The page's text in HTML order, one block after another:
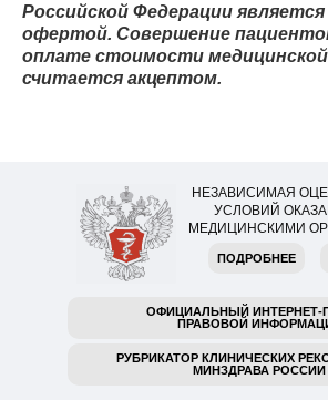
Российской Федерации
офертой. Совершение
оплате стоимости медицинской
считается акцептом.
НЕЗАВИСИМАЯ
УСЛОВИЙ
МЕДИЦИНСКИМИ
ПОДРОБНЕЕ
ОФИЦИАЛЬНЫЙ ИНТЕРНЕТ-
ПРАВОВОЙ
РУБРИКАТОР КЛИНИЧЕСКИХ
МИНЗДРАВА РОССИИ